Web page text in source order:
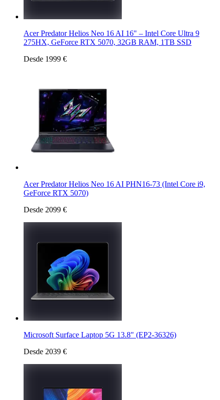
Acer Predator Helios Neo 16 AI 16" – Intel Core Ultra 9
275HX, GeForce RTX 5070, 32GB RAM, 1TB SSD
Desde 1999 €
Acer Predator Helios Neo 16 AI PHN16-73 (Intel Core i9,
GeForce RTX 5070)
Desde 2099 €
Microsoft Surface Laptop 5G 13.8" (EP2-36326)
Desde 2039 €